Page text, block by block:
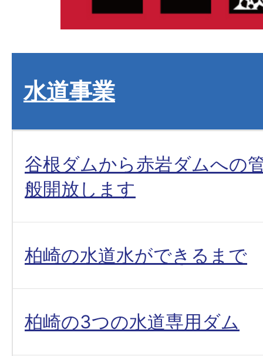
水道事業
谷根ダムから赤岩ダムへの
般開放します
柏崎の水道水ができるまで
柏崎の3つの水道専用ダム